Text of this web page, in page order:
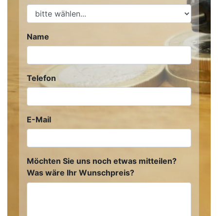
Name
Telefon
E-Mail
Möchten Sie uns noch etwas mitteilen?
Was wäre Ihr Wunschpreis?